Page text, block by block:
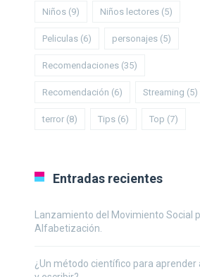
Niños (9) Niños lectores (5)
Peliculas (6) personajes (5)
Recomendaciones (35)
Recomendación (6) Streaming (5)
terror (8) Tips (6) Top (7)
Entradas recientes
Lanzamiento del Movimiento Social
Alfabetización.
¿Un método científico para aprender